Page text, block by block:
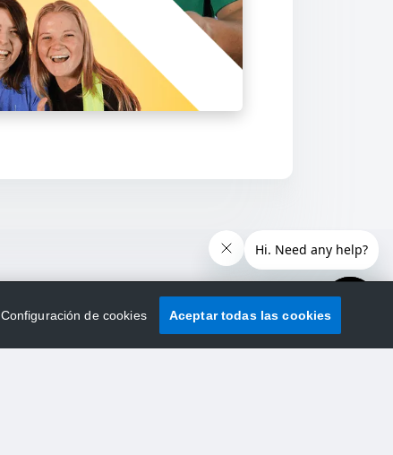
Configuración de cookies Aceptar todas las cookies